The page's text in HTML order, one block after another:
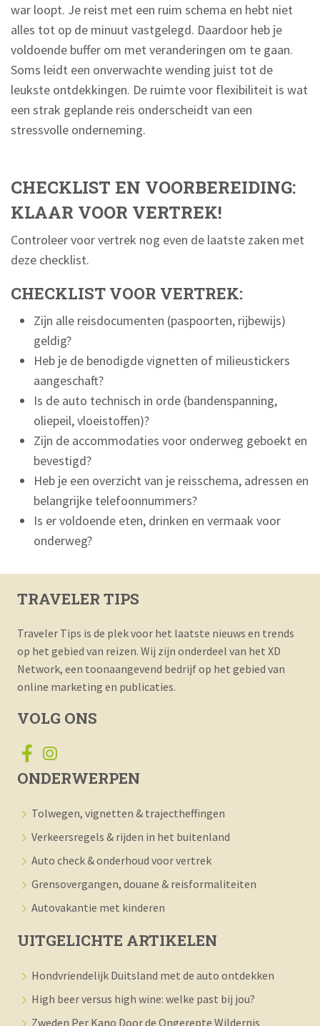
war loopt. Je reist met een ruim schema en hebt niet
alles tot op de minuut vastgelegd. Daardoor heb je
voldoende buffer om met veranderingen om te gaan.
Soms leidt een onverwachte wending juist tot de
leukste ontdekkingen. De ruimte voor flexibiliteit is wat
een strak geplande reis onderscheidt van een
stressvolle onderneming.
CHECKLIST EN VOORBEREIDING:
KLAAR VOOR VERTREK!
Controleer voor vertrek nog even de laatste zaken met
deze checklist.
CHECKLIST VOOR VERTREK:
Zijn alle reisdocumenten (paspoorten, rijbewijs)
geldig?
Heb je de benodigde vignetten of milieustickers
aangeschaft?
Is de auto technisch in orde (bandenspanning,
oliepeil, vloeistoffen)?
Zijn de accommodaties voor onderweg geboekt en
bevestigd?
Heb je een overzicht van je reisschema, adressen en
belangrijke telefoonnummers?
Is er voldoende eten, drinken en vermaak voor
onderweg?
TRAVELER TIPS
Traveler Tips is de plek voor het laatste nieuws en trends
op het gebied van reizen. Wij zijn onderdeel van het XD
Network, een toonaangevend bedrijf op het gebied van
online marketing en publicaties.
VOLG ONS
ONDERWERPEN
Tolwegen, vignetten & trajectheffingen
Verkeersregels & rijden in het buitenland
Auto check & onderhoud voor vertrek
Grensovergangen, douane & reisformaliteiten
Autovakantie met kinderen
UITGELICHTE ARTIKELEN
Hondvriendelijk Duitsland met de auto ontdekken
High beer versus high wine: welke past bij jou?
Zweden Per Kano Door de Ongerepte Wildernis